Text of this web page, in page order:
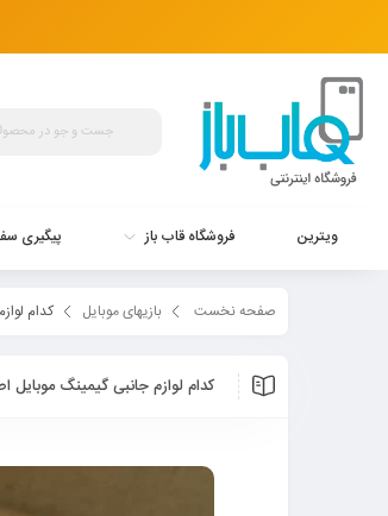
ویترین فروشگاه قاب باز پیگیری
صفحه نخست بازیهای موبایل کدام
کدام لوازم جانبی گیمینگ